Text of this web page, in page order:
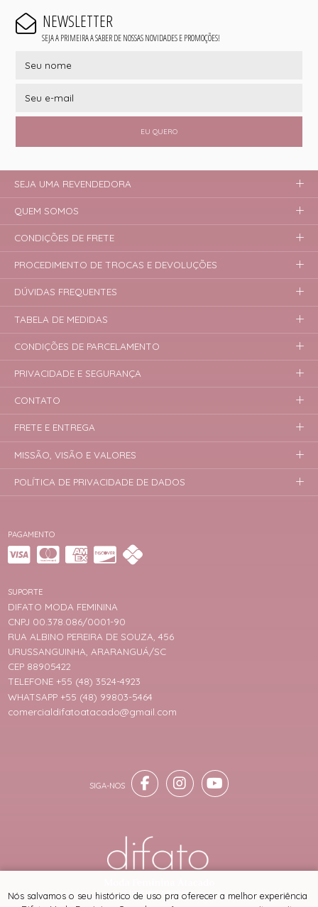
NEWSLETTER
SEJA A PRIMEIRA A SABER DE NOSSAS NOVIDADES E PROMOÇÕES!
EU QUERO
PAGAMENTO
SUPORTE
DIFATO MODA FEMININA
CNPJ 00.378.086/0001-90
RUA ALBINO PEREIRA DE SOUZA, 456
URUSSANGUINHA, ARARANGUÁ/SC
CEP 88905422
TELEFONE +55 (48) 3524-4923
WHATSAPP +55 (48) 99803-5464
comercialdifatoatacado@gmail.com
SEJA UMA REVENDEDORA
QUEM SOMOS
CONDIÇÕES DE FRETE
PROCEDIMENTO DE TROCAS E DEVOLUÇÕES
DÚVIDAS FREQUENTES
TABELA DE MEDIDAS
CONDIÇÕES DE PARCELAMENTO
PRIVACIDADE E SEGURANÇA
CONTATO
FRETE E ENTREGA
MISSÃO, VISÃO E VALORES
POLÍTICA DE PRIVACIDADE DE DADOS
® TODOS DIREITOS RESERVADOS
Nós salvamos o seu histórico de uso pra oferecer a melhor experiência